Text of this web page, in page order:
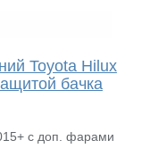
Toyota Hilux
бачка
с доп. фарами